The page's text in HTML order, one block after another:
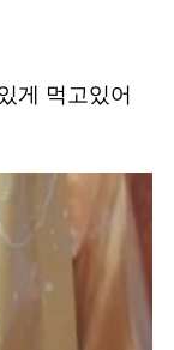
게 먹고있어